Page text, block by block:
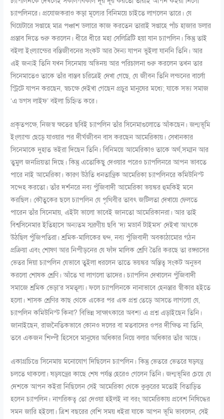
চ্যাপলিনরে। প্রযোজকরাও কড়া মূল্যের বিনিময়ে চাইতে লাগলেন তারে। যে
থিয়েটারে সপ্তাহে মাত্র পঞ্চাশ ডলারে কাজ করতেন তারাই সপ্তাহে পাঁচ হাজার ডলার
প্রস্তাব দিতে শুরু করলেন। ধীরে ধীরে মহা সেলিব্রিটি হয়া যান চ্যাপলিন। কিন্তু তাই
বইলা ইংল্যান্ডের বস্তিজীবনের সংকট আর দৈন্য যাপন ভুইলা যাননি তিনি। আর
এই জন্যই তিনি যখন সিনেমায় অভিনয় আর পরিচালনা শুরু করলেন তখন তার
সিনেমাতেও তাকে তাঁর বাস্তব চরিত্রেই দেখা গেছে, যে জীবন তিনি লন্ডনের বার্লো
স্ট্রিটে যাপন করছেন, স্বচক্ষে দেইখা গেছেন প্রচুর মানুষের মধ্যে; যাকে সভ্য সমাজ
‘এ ডগস লাইফ’ বইলা চিহ্নিত করে।
প্রকৃতপক্ষে, নিজস্ব ক্ষতের ছবিই চ্যাপলিন তাঁর সিনেমাগুলোতে আঁকছেন। জন্মভূমি
ইংল্যান্ড ছেড়ে যাওয়ার পর দীর্ঘজীবন বাস করছেন আমেরিকায়। সেখানকার
সিনেমাকে দুহাত ভইরা দিছেন তিনি। বিনিময়ে আমেরিকাও তাকে অর্থ,সম্মান আর
তুমুল জনপ্রিয়তা দিছে। কিন্তু এতোকিছু দেওয়ার পরেও চ্যাপলিনরে আপন ভাবতে
পারে নাই আমেরিকা। কারণ উঠতি ধনতান্ত্রিক আমেরিকা চ্যাপলিনরে কমিউনিস্ট
সন্দেহ করতো। তাঁর দর্শনরে নব্য পুঁজিবাদী আমেরিকা ভয়ঙ্কর হুমকিই মনে
করছিল। কৌতুকের ছলে চ্যাপলিন যে পৃথিবীর তাবৎ জটিলতা দেখায়ে ফেলতে
পারেন তাঁর সিনেমায়, এইটা ভালো ভাবেই জানতো আমেরিকানরা। আর তাই
বিশ্বসিনেমার ইতিহাসে অন্যতম স্মরণীয় ছবি ‘দ্য মডার্ন টাইমস’ দেইখা আৎকে
উঠছিল পুঁজিপতিরা। শ্রমিক-মালিকের দ্বন্দ, নব্য পুঁজিবাদী অবকাঠামোর গঠন
প্রক্রিয়া এবং শোষণ আর নিপীড়নের যে ফাঁদ মালিক শ্রেণি তৈরি করছে তা রঙ্গরসের
ভেতর দিয়া চ্যাপলিন যেভাবে তুইলা ধরলেন তাতে ভয়ঙ্কর অস্তিত্ব সংকট অনুভব
করলো শোষক শ্রেণি। আঁতে ঘা লাগলো তাদের। চ্যাপলিন দেখালেন পুঁজিবাদী
সমাজে শ্রমিক ভেড়া’র সমতূল্য। ফলে চ্যাপলিনকে নানাভাবে হেনস্তার স্বীকার হইতে
হলো। শাসক শ্রেণির কাছ থেকে একের পর এক প্রশ্ন তেড়ে আসতে লাগলো যে,
চ্যাপলিন কমিউনিস্ট কিনা? বিভিন্ন সাক্ষাৎকারে অবশ্য এ প্রশ্ন এড়াইছেন তিনি।
জানাইছেন, রাজনৈতিকভাবে কোনও দলের বা মতবাদের ওপর দীক্ষিত না তিনি,
তবে একজন শিল্পী হিসেবে মানুষের অধিকার নিয়ে বলার অধিকার তাঁর আছে।
একাগ্রচিত্তে সিনেমায় মনোযোগ দিছিলেন চ্যাপলিন। কিন্তু ভেতরে ভেতরে ষড়যন্ত্র
চলতে থাকলো। ষড়যন্ত্রের কাছে শেষ পর্যন্ত হেরেও গেলেন তিনি। জন্মভূমির চেয়ে যে
দেশকে আপন কইরা নিছিলেন সেই আমেরিকা থেকে কুকুরের মতোই বিতাড়িত
হলেন চ্যাপলিন। নাগরিকত্ব তো দেওয়া হইলই না বরং আমেরিকায় প্রবেশ নিষিদ্ধের
সমন জারি হইলো। ত্রিশ বছরের বেশি সময় ধইরা যাকে আপন ভূমি ভাবলেন, সেই